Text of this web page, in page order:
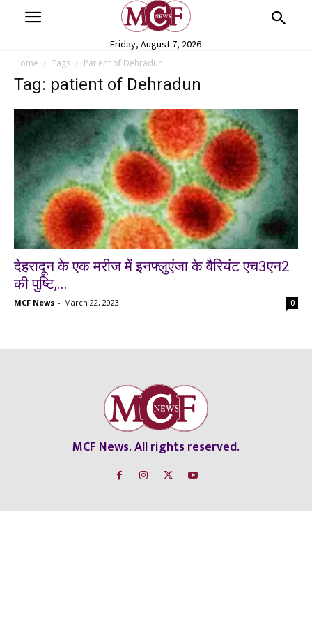
Friday, August 7, 2026
Home Tags Patient of Dehradun
Tag: patient of Dehradun
देहरादून के एक मरीज में इनफ्लुएंजा के वैरियंट एच3एन2
की पुष्टि,...
MCF News - March 22, 2023 0
MCF News. All rights reserved.